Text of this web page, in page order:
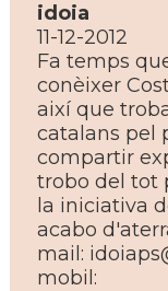
idoia
11-12-2012
Fa temps
conèixer
així­ que
catalans pel
compartir
trobo del tot
la iniciativa
acabo
mail:
mobil: